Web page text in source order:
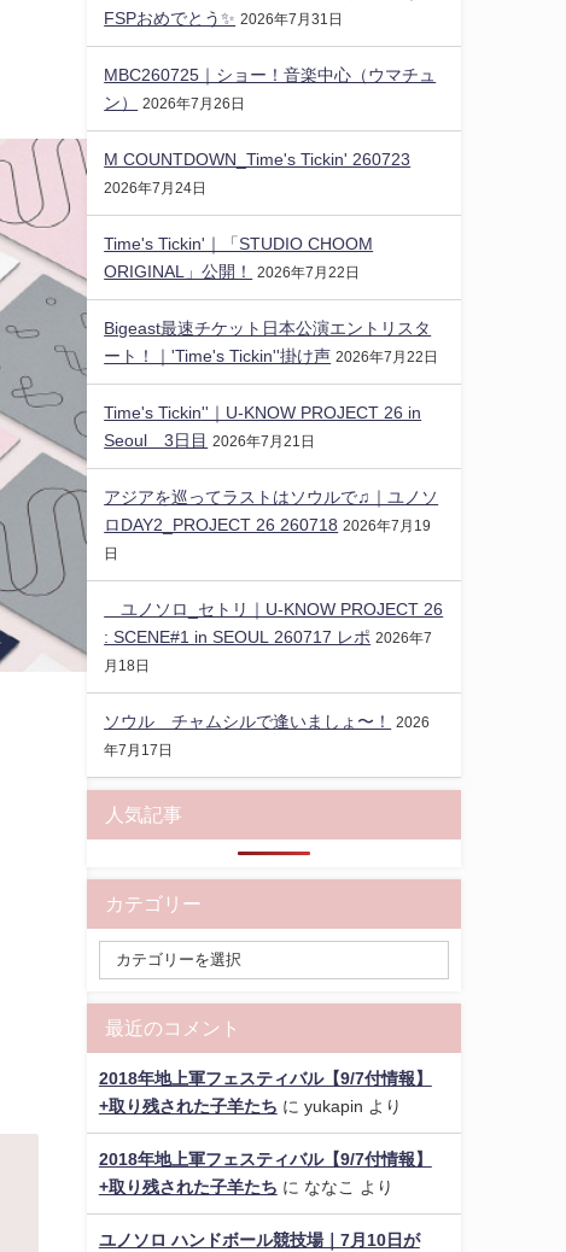
FSPおめでとう✨️ 2026年7月31日
MBC260725｜ショー！音楽中心（ウマチュ
ン）
2026年7月26日
M COUNTDOWN_Time's Tickin' 260723
2026年7月24日
Time's Tickin'｜「STUDIO CHOOM
ORIGINAL」公開！
2026年7月22日
Bigeast最速チケット日本公演エントリスタ
ート！｜'Time's Tickin''掛け声 2026年7月22日
Time's Tickin''｜U-KNOW PROJECT 26 in
Seoul 3日目 2026年7月21日
アジアを巡ってラストはソウルで♫｜ユノソ
ロDAY2_PROJECT 26 260718 2026年7月19
日
ユノソロ_セトリ｜U-KNOW PROJECT 26
: SCENE#1 in SEOUL 260717 レポ 2026年7
月18日
ソウル チャムシルで逢いましょ〜！
2026
年7月17日
人気記事
カテゴリー
最近のコメント
2018年地上軍フェスティバル【9/7付情報】
+取り残された子羊たち に yukapin より
2018年地上軍フェスティバル【9/7付情報】
+取り残された子羊たち に ななこ より
ユノソロ ハンドボール競技場｜7月10日が